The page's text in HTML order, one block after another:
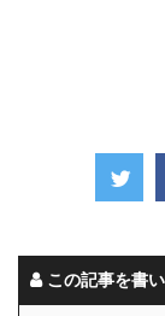
この記事を書